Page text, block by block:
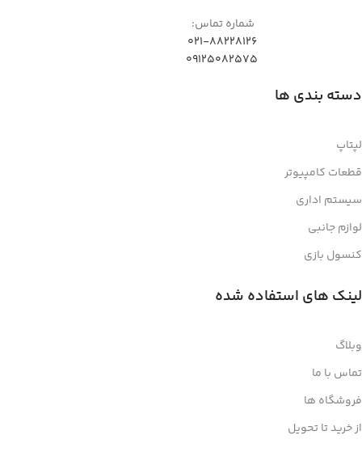
شماره تماس:
021-88228126
09125082575
دسته بندی ها
لپتاپ
قطعات کامپیوتر
سیستم اداری
لوازم جانبی
کنسول بازی
لینک های استفاده شده
وبلاگ
تماس با ما
فروشگاه ها
از خرید تا تحویل